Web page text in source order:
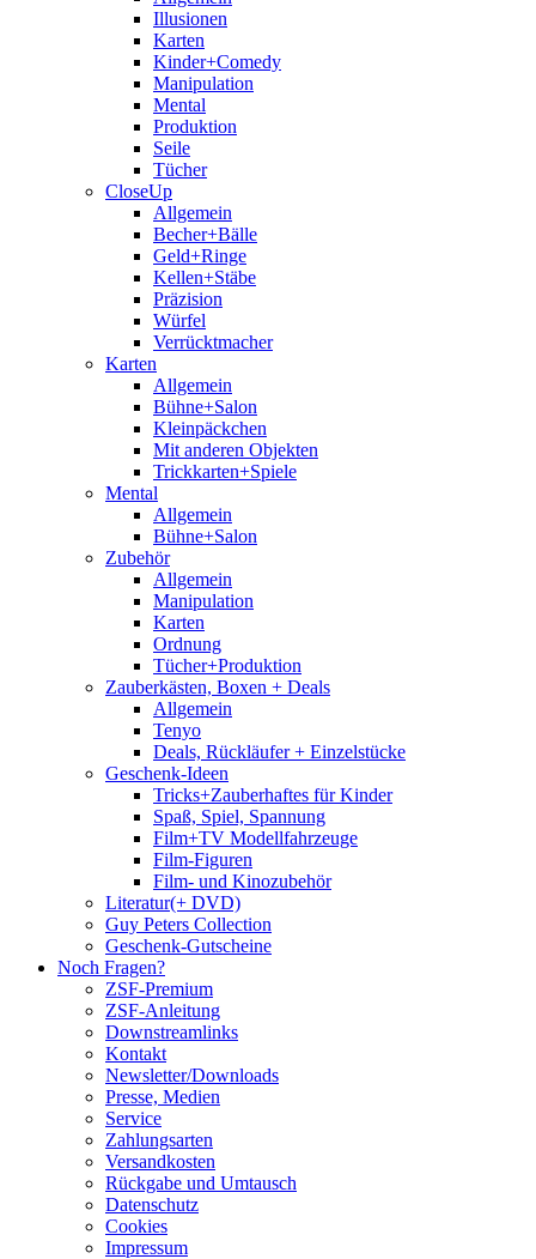
Illusionen
Karten
Kinder+Comedy
Manipulation
Mental
Produktion
Seile
Tücher
CloseUp
Allgemein
Becher+Bälle
Geld+Ringe
Kellen+Stäbe
Präzision
Würfel
Verrücktmacher
Karten
Allgemein
Bühne+Salon
Kleinpäckchen
Mit anderen Objekten
Trickkarten+Spiele
Mental
Allgemein
Bühne+Salon
Zubehör
Allgemein
Manipulation
Karten
Ordnung
Tücher+Produktion
Zauberkästen, Boxen + Deals
Allgemein
Tenyo
Deals, Rückläufer + Einzelstücke
Geschenk-Ideen
Tricks+Zauberhaftes für Kinder
Spaß, Spiel, Spannung
Film+TV Modellfahrzeuge
Film-Figuren
Film- und Kinozubehör
Literatur(+ DVD)
Guy Peters Collection
Geschenk-Gutscheine
Noch Fragen?
ZSF-Premium
ZSF-Anleitung
Downstreamlinks
Kontakt
Newsletter/Downloads
Presse, Medien
Service
Zahlungsarten
Versandkosten
Rückgabe und Umtausch
Datenschutz
Cookies
Impressum